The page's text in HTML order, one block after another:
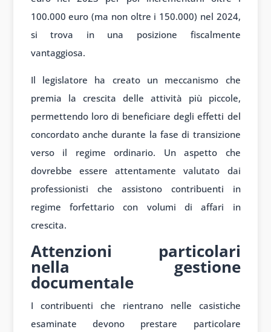
100.000 euro (ma non oltre i 150.000) nel 2024,
si trova in una posizione fiscalmente
vantaggiosa.
Il legislatore ha creato un meccanismo che
premia la crescita delle attività più piccole,
permettendo loro di beneficiare degli effetti del
concordato anche durante la fase di transizione
verso il regime ordinario. Un aspetto che
dovrebbe essere attentamente valutato dai
professionisti che assistono contribuenti in
regime forfettario con volumi di affari in
crescita.
Attenzioni particolari
nella gestione
documentale
I contribuenti che rientrano nelle casistiche
esaminate devono prestare particolare